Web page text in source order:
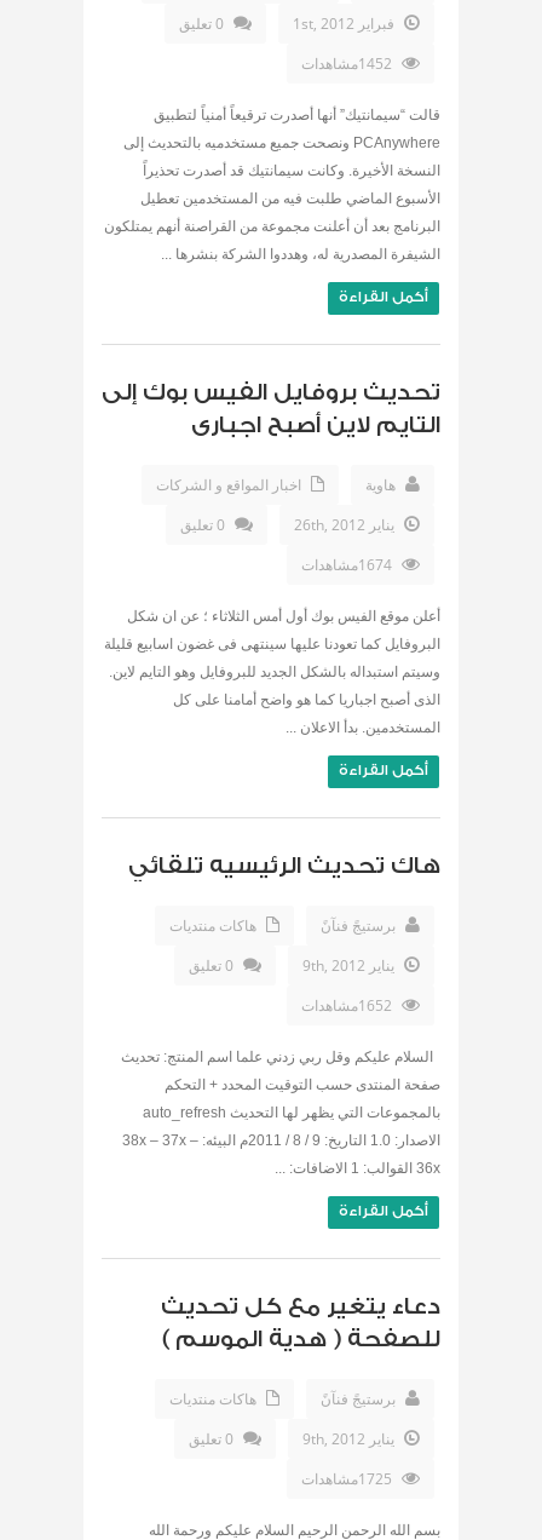
فبراير 1st, 2012
0 تعليق
قالت “سيمانتيك” أنها أصدرت ترقيعاً أمنياً لتطبيق
PCAnywhere ونصحت جميع مستخدميه بالتحديث إلى
النسخة الأخيرة. وكانت سيمانتيك قد أصدرت تحذيراً
الأسبوع الماضي طلبت فيه من المستخدمين تعطيل
البرنامج بعد أن أعلنت مجموعة من القراصنة أنهم يمتلكون
الشيفرة المصدرية له، وهددوا الشركة بنشرها ...
أكمل القراءة
تحديث بروفايل الفيس بوك إلى
التايم لاين أصبح اجبارى
هاوية
اخبار المواقع و الشركات
يناير 26th, 2012
0 تعليق
أعلن موقع الفيس بوك أول أمس الثلاثاء ؛ عن ان شكل
البروفايل كما تعودنا عليها سينتهى فى غضون اسابيع قليلة
وسيتم استبداله بالشكل الجديد للبروفايل وهو التايم لاين.
الذى أصبح اجباريا كما هو واضح أمامنا على كل
المستخدمين. بدأ الاعلان ...
أكمل القراءة
هاك تحديث الرئيسيه تلقائي
برستيجً فنآنً
هاكات منتديات
يناير 9th, 2012
0 تعليق
السلام عليكم وقل ربي زدني علما اسم المنتج: تحديث
صفحة المنتدى حسب التوقيت المحدد + التحكم
بالمجموعات التي يظهر لها التحديث auto_refresh
الاصدار: 1.0 التاريخ: 9 / 8 / 2011م البيئه: 38x – 37x –
36x القوالب: 1 الاضافات: ...
أكمل القراءة
دعاء يتغير مع كل تحديث
للصفحة ( هدية الموسم )
برستيجً فنآنً
هاكات منتديات
يناير 9th, 2012
0 تعليق
بسم الله الرحمن الرحيم السلام عليكم ورحمة الله